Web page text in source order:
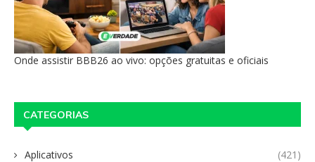
Onde assistir BBB26 ao vivo: opções gratuitas e oficiais
CATEGORIAS
Aplicativos (421)